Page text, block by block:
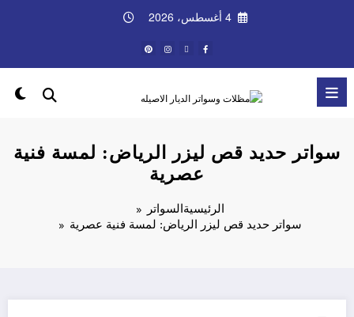
4 أغسطس، 2026
سواتر حديد قص ليزر الرياض: لمسة فنية
عصرية
الرئيسية السواتر
سواتر حديد قص ليزر الرياض: لمسة فنية عصرية